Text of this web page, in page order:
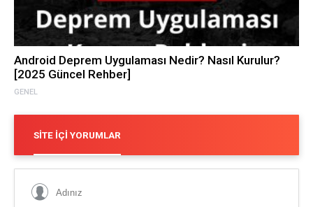
GENEL
Android Deprem Uygulaması Nedir? Nasıl Kurulur?
[2025 Güncel Rehber]
SITE İÇI YORUMLAR